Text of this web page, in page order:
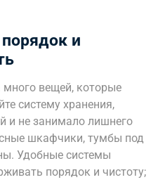
и
много вещей, которые
систему хранения,
и не занимало лишнего
шкафчики, тумбы под
Удобные системы
порядок и чистоту;